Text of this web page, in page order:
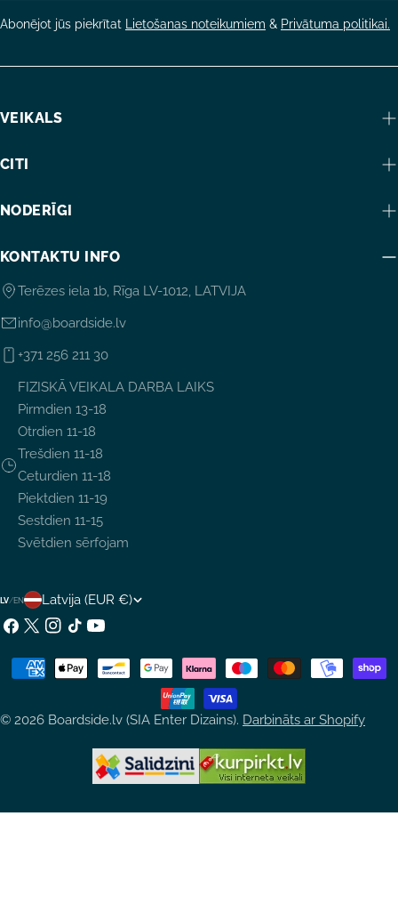
Abonējot jūs piekrītat Lietošanas noteikumiem & Privātuma politikai.
VEIKALS
CITI
NODERĪGI
KONTAKTU INFO
Terēzes iela 1b, Rīga LV-1012, LATVIJA
info@boardside.lv
+371 256 211 30
FIZISKĀ VEIKALA DARBA LAIKS
Pirmdien 13-18
Otrdien 11-18
Trešdien 11-18
Ceturdien 11-18
Piektdien 11-19
Sestdien 11-15
Svētdien sērfojam
LV/ENV
A
L
S
T
R
Latvija (EUR €)
Facebook
X
Instagram
TikTokYouTube
© 2026 Boardside.lv (SIA Enter Dizains). Darbināts ar Shopify
Maksājumu